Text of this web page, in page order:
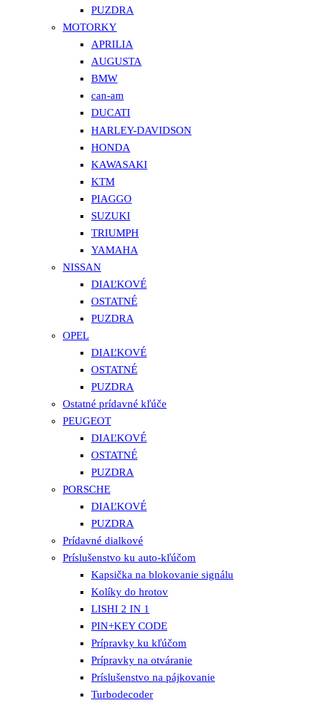
PUZDRA
MOTORKY
APRILIA
AUGUSTA
BMW
can-am
DUCATI
HARLEY-DAVIDSON
HONDA
KAWASAKI
KTM
PIAGGO
SUZUKI
TRIUMPH
YAMAHA
NISSAN
DIAĽKOVÉ
OSTATNÉ
PUZDRA
OPEL
DIAĽKOVÉ
OSTATNÉ
PUZDRA
Ostatné prídavné kľúče
PEUGEOT
DIAĽKOVÉ
OSTATNÉ
PUZDRA
PORSCHE
DIAĽKOVÉ
PUZDRA
Prídavné dialkové
Príslušenstvo ku auto-kľúčom
Kapsička na blokovanie signálu
Kolíky do hrotov
LISHI 2 IN 1
PIN+KEY CODE
Prípravky ku kľúčom
Prípravky na otváranie
Príslušenstvo na pájkovanie
Turbodecoder